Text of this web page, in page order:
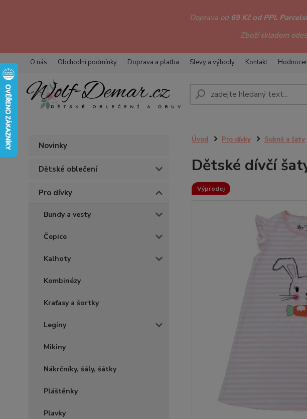
Doprava od 69 Kč od PPL
Zboží skladem
O nás Obchodní podmínky Doprava a platba Slevy a výhody Kontakt
Novinky
Dětské oblečení
Pro dívky
Bundy a vesty
Čepice
Kalhoty
Kombinézy
Kraťasy a šortky
Legíny
Mikiny
Nákrčníky, šály, šátky
Pláštěnky
Plavky
Úvod Pro dívky Sukně a šaty
Dětské dívčí
Výprodej